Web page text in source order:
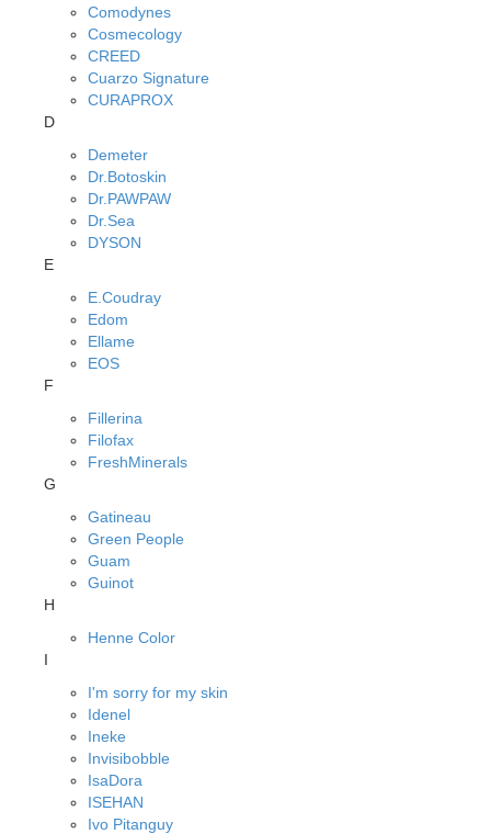
Comodynes
Cosmecology
CREED
Cuarzo Signature
CURAPROX
D
Demeter
Dr.Botoskin
Dr.PAWPAW
Dr.Sea
DYSON
E
E.Coudray
Edom
Ellame
EOS
F
Fillerina
Filofax
FreshMinerals
G
Gatineau
Green People
Guam
Guinot
H
Henne Color
I
I'm sorry for my skin
Idenel
Ineke
Invisibobble
IsaDora
ISEHAN
Ivo Pitanguy